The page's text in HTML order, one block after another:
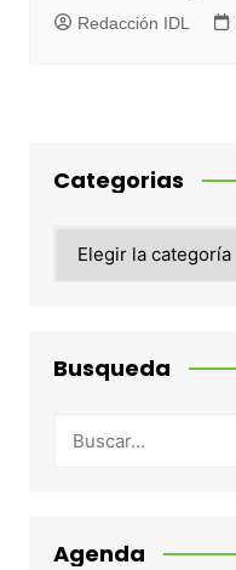
Redacción IDL
Categorias
Busqueda
Agenda